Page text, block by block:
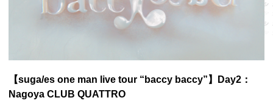
【suga/es one man live tour “baccy baccy”】Day2：
Nagoya CLUB QUATTRO